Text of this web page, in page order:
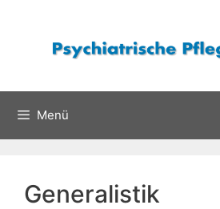
Menü
Generalistik